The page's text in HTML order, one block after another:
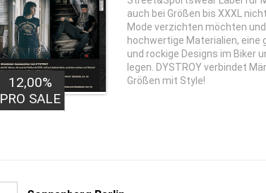
12,00%
PRO SALE
auch bei Größen bis XXXL
Mode verzichten möchten
hochwertige Materialien, eine
und rockige Designs im Biker
legen. DYSTROY verbindet
Größen mit Style!